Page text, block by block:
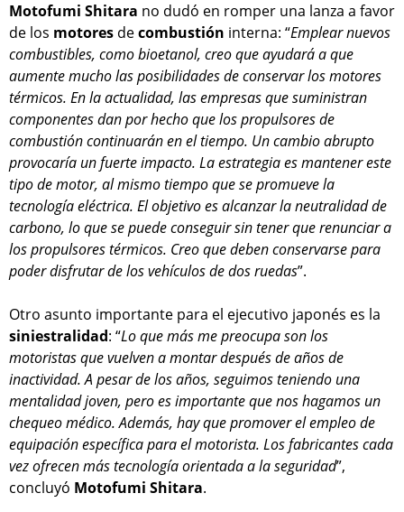
Motofumi Shitara no dudó en romper una lanza a favor
de los motores decombustión interna: “Emplear nuevos
combustibles, como bioetanol, creo que ayudará a que
aumente mucho las posibilidades de conservar los motores
térmicos. En la actualidad, las empresas que suministran
componentes dan por hecho que los propulsores de
combustión continuarán en el tiempo. Un cambio abrupto
provocaría un fuerte impacto. La estrategia es mantener este
tipo de motor, al mismo tiempo que se promueve la
tecnología eléctrica. El objetivo es alcanzar la neutralidad de
carbono, lo que se puede conseguir sin tener que renunciar a
los propulsores térmicos. Creo que deben conservarse para
poder disfrutar de los vehículos de dos ruedas”.
Otro asunto importante para el ejecutivo japonés es la
siniestralidad: “Lo que más me preocupa son los
motoristas que vuelven a montar después de años de
inactividad. A pesar de los años, seguimos teniendo una
mentalidad joven, pero es importante que nos hagamos un
chequeo médico. Además, hay que promover el empleo de
equipación específica para el motorista. Los fabricantes cada
vez ofrecen más tecnología orientada a la seguridad”,
concluyó Motofumi Shitara.